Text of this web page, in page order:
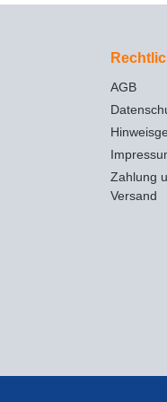
AGB
Zahlung
Versand